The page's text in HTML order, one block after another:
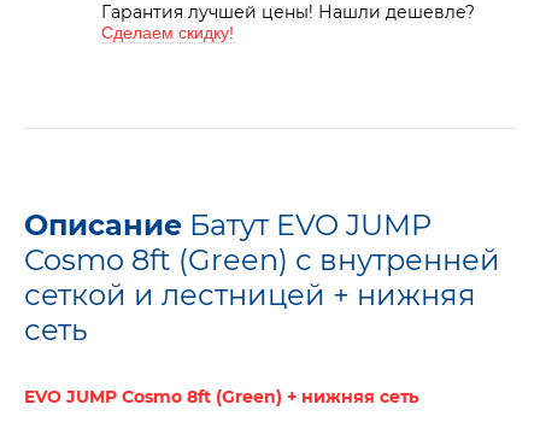
Гарантия лучшей цены! Нашли дешевле?
Сделаем скидку!
Описание Батут EVO JUMP
Cosmo 8ft (Green) с внутренней
сеткой и лестницей + нижняя
сеть
EVO JUMP Cosmo 8ft (Green) + нижняя сеть